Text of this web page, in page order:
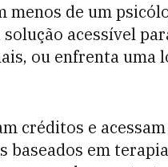
menos de um
acessível
ou enfrenta uma
créditos e
baseados em